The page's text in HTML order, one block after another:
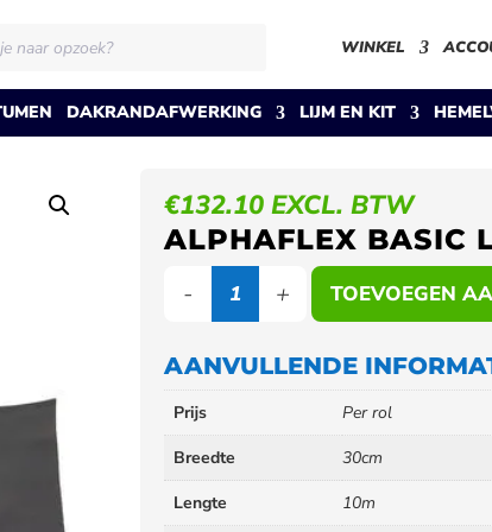
WINKEL
DAKRANDAFWERKING LIJM EN KIT
LOODVERVANGER
€132.10 EXCL. BTW
ALPHAFLEX BASIC
basic
aantal
TOEVOEGEN
AANVULLENDE
Prijs
Per rol
Breedte
30cm
Lengte
10m